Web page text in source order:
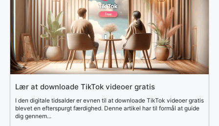
Lær at downloade TikTok videoer gratis
I den digitale tidsalder er evnen til at downloade TikTok videoer gratis
blevet en efterspurgt færdighed. Denne artikel har til formål at guide
dig gennem...